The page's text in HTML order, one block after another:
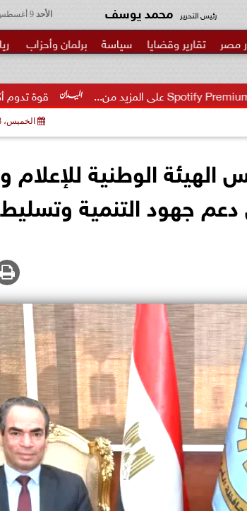
الأحد رئيس التحرير محمد يوسف
مصر تقارير وقضايا سياسة برلمان وأحزاب
قوة تدوم أكثر: لماذا يقدم vivo Y500 أكبر بطارية في...
الخميس، 18 يونيو 2026
الوطنية للإعلام
جهود التنمية